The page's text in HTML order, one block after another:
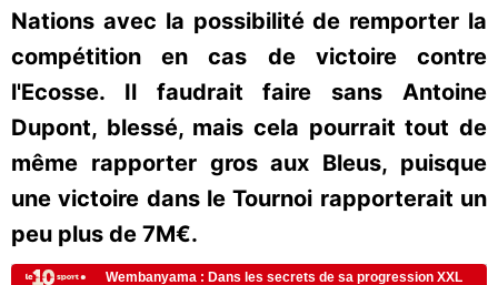
Nations avec la possibilité de remporter la
compétition en cas de victoire contre
l'Ecosse. Il faudrait faire sans Antoine
Dupont, blessé, mais cela pourrait tout de
même rapporter gros aux Bleus, puisque
une victoire dans le Tournoi rapporterait un
peu plus de 7M€.